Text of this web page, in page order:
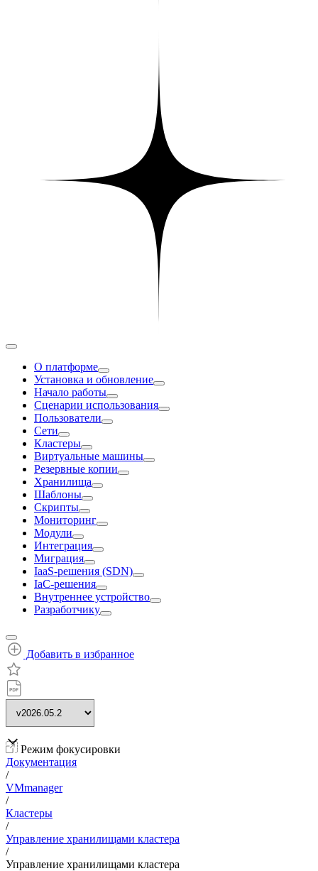
О платформе
Установка и обновление
Начало работы
Сценарии использования
Пользователи
Сети
Кластеры
Виртуальные машины
Резервные копии
Хранилища
Шаблоны
Скрипты
Мониторинг
Модули
Интеграция
Миграция
IaaS-решения (SDN)
IaC-решения
Внутреннее устройство
Разработчику
Добавить в избранное
Режим фокусировки
Документация
/
VMmanager
/
Кластеры
/
Управление хранилищами кластера
/
Управление хранилищами кластера